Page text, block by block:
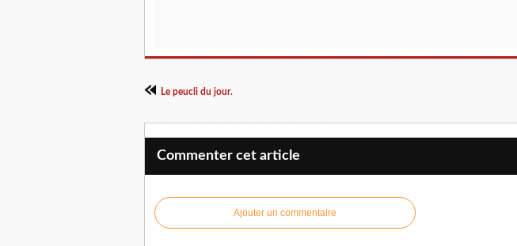
Le peucli du jour.
Commenter cet article
Ajouter un commentaire